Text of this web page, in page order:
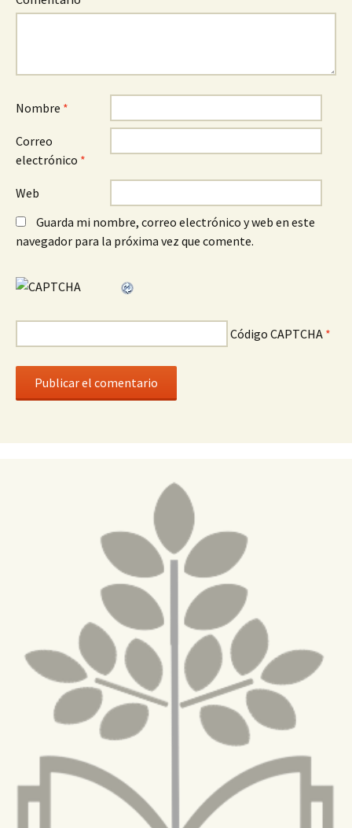
Nombre *
Correo
electrónico *
Web
Guarda mi nombre, correo electrónico y web en este
navegador para la próxima vez que comente.
Código CAPTCHA *